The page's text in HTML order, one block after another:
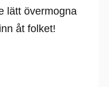
lätt övermogna
åt folket!